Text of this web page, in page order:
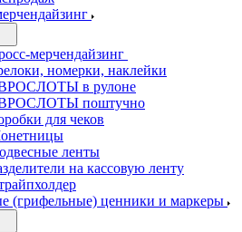
мерчендайзинг
номерки, наклейки
в рулоне
поштучно
для чеков
ленты
на кассовую ленту
(грифельные) ценники и маркеры